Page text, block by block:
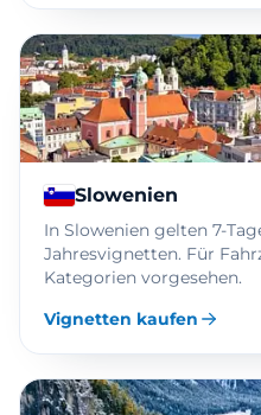
Slowenien
In Slowenien gelten 7-
Jahresvignetten. Für
Kategorien vorgesehen.
Vignetten kaufen